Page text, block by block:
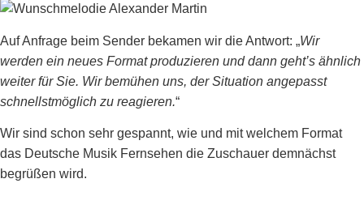
Auf Anfrage beim Sender bekamen wir die Antwort: „Wir
werden ein neues Format produzieren und dann geht’s ähnlich
weiter für Sie. Wir bemühen uns, der Situation angepasst
schnellstmöglich zu reagieren.“
Wir sind schon sehr gespannt, wie und mit welchem Format
das Deutsche Musik Fernsehen die Zuschauer demnächst
begrüßen wird.